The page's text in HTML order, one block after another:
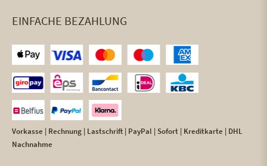
EINFACHE BEZAHLUNG
Vorkasse | Rechnung | Lastschrift | PayPal | Sofort | Kreditkarte | DHL
Nachnahme